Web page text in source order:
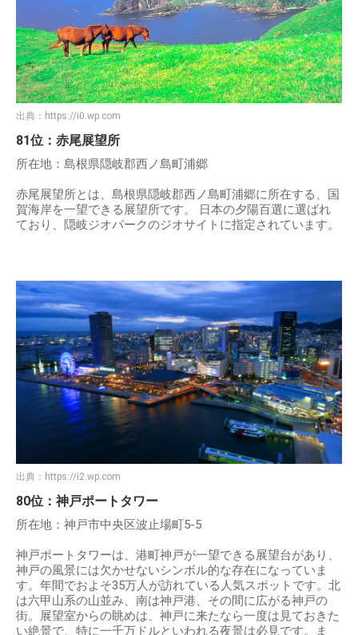
出典： https://i0.wp.com
81位：赤尾展望所
所在地：島根県隠岐郡西ノ島町浦郷
赤尾展望所とは、島根県隠岐郡西ノ島町浦郷に所在する、国
賀海岸を一望できる展望所です。 日本の夕陽百選に選ばれ
ており、隠岐ジオパークのジオサイトに指定されています。
出典： https://i2.wp.com
80位：神戸ポートタワー
所在地：神戸市中央区波止場町5-5
神戸ポートタワーは、港町神戸が一望できる展望台があり、
神戸の風景には欠かせないシンボル的な存在になっていま
す。年間でおよそ35万人が訪れている人気スポットです。北
は六甲山系の山並み、南は神戸港、その間に広がる神戸の
街。展望室からの眺めは、神戸に来たなら一度は見ておきた
い絶景で、特に一千万ドルといわれる夜景は必見です。ま